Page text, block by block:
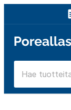
sisältöön
Poreallashuolto